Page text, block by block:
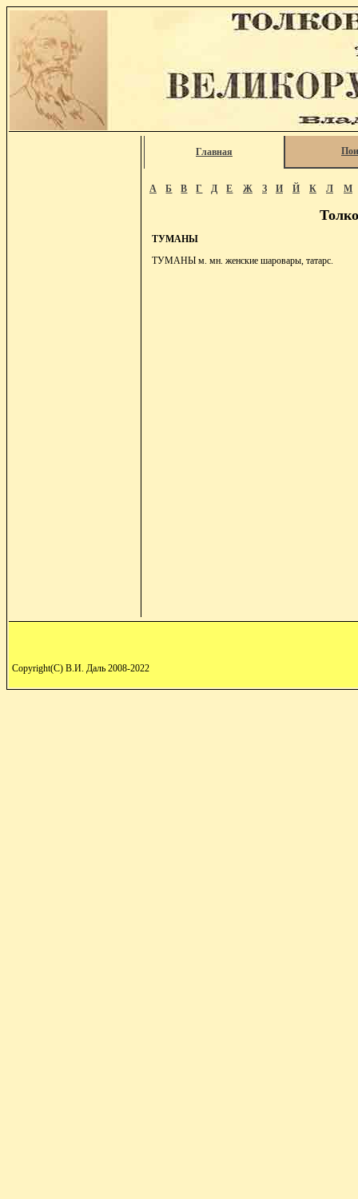
Главная
А Б В Г Д Е Ж З И Й К Л М
ТУМАНЫ
ТУМАНЫ м. мн. женские шаровары, татарс.
Copyright(C) В.И. Даль 2008-2022